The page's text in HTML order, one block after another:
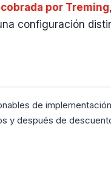
por Treming
configuración
de
y después de